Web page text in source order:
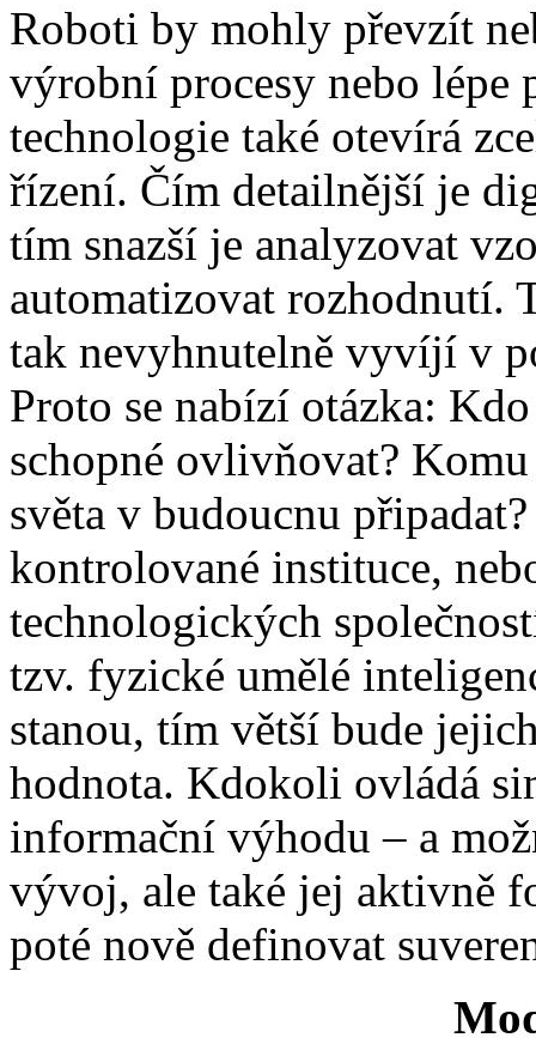
Roboti by mohly převzít
výrobní procesy nebo lépe
technologie také otevírá
řízení. Čím detailnější je
tím snazší je analyzovat
automatizovat rozhodnutí.
tak nevyhnutelně vyvíjí v
Proto se nabízí otázka:
schopné ovlivňovat?
světa v budoucnu
kontrolované instituce,
technologických
tzv. fyzické umělé
stanou, tím větší bude
hodnota. Kdokoli ovládá
informační výhodu – a
vývoj, ale také jej aktivně
poté nově definovat